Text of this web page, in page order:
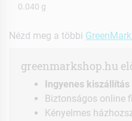
0.040 g
Nézd meg a többi
greenmarkshop.hu
Ingyenes
Biztonságos online
Kényelmes